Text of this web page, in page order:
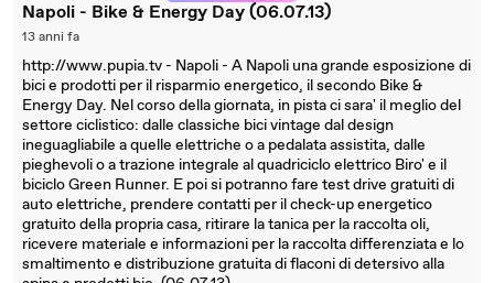
Napoli - Bike & Energy Day (06.07.13)
13 anni fa
http://www.pupia.tv - Napoli - A Napoli una grande esposizione di
bici e prodotti per il risparmio energetico, il secondo Bike &
Energy Day. Nel corso della giornata, in pista ci sara' il meglio del
settore ciclistico: dalle classiche bici vintage dal design
ineguagliabile a quelle elettriche o a pedalata assistita, dalle
pieghevoli o a trazione integrale al quadriciclo elettrico Biro' e il
biciclo Green Runner. E poi si potranno fare test drive gratuiti di
auto elettriche, prendere contatti per il check-up energetico
gratuito della propria casa, ritirare la tanica per la raccolta oli,
ricevere materiale e informazioni per la raccolta differenziata e lo
smaltimento e distribuzione gratuita di flaconi di detersivo alla